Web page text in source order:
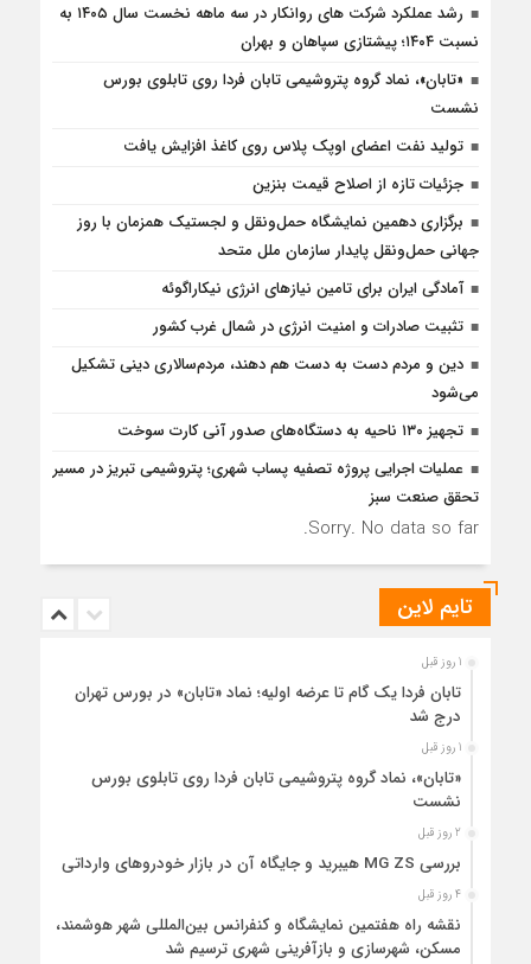
رشد عملکرد شرکت های روانکار در سه ماهه نخست سال ۱۴۰۵ به
نسبت ۱۴۰۴؛ پیشتازی سپاهان و بهران
«تابان»، نماد گروه پتروشیمی تابان فردا روی تابلوی بورس
نشست
تولید نفت اعضای اوپک پلاس روی کاغذ افزایش یافت
جزئیات تازه از اصلاح قیمت بنزین
برگزاری دهمین نمایشگاه حمل‌ونقل و لجستیک همزمان با روز
جهانی حمل‌ونقل پایدار سازمان ملل متحد
آمادگی ایران برای تامین نیازهای انرژی نیکاراگوئه
تثبیت صادرات و امنیت انرژی در شمال‌ غرب کشور
دین و مردم دست به‌ دست هم دهند، مردم‌سالاری دینی تشکیل
می‌شود
تجهیز ۱۳۰ ناحیه به دستگاه‌های صدور آنی کارت سوخت
عملیات اجرایی پروژه تصفیه پساب شهری؛ پتروشیمی تبریز در مسیر
تحقق صنعت سبز
Sorry. No data so far.
تایم لاین
1 روز قبل
تابان فردا یک گام تا عرضه اولیه؛ نماد «تابان» در بورس تهران
درج شد
1 روز قبل
«تابان»، نماد گروه پتروشیمی تابان فردا روی تابلوی بورس
نشست
2 روز قبل
بررسی MG ZS هیبرید و جایگاه آن در بازار خودروهای وارداتی
4 روز قبل
نقشه راه هفتمین نمایشگاه و کنفرانس بین‌المللی شهر هوشمند،
مسکن، شهرسازی و بازآفرینی شهری ترسیم شد